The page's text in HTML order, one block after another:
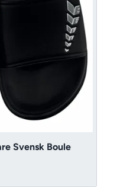
Svensk Boule